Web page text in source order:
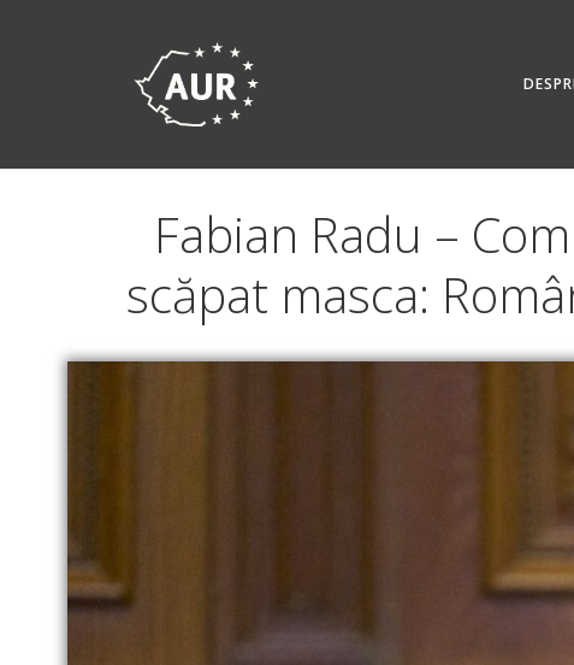
Fabian Radu –
scăpat masca: